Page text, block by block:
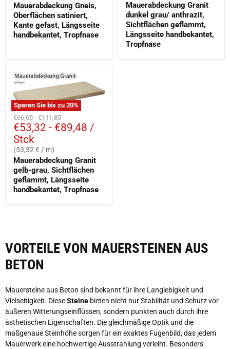
Mauerabdeckung Gneis,
Oberflächen satiniert,
Kante gefast, Längsseite
handbekantet, Tropfnase
Mauerabdeckung Granit
dunkel grau/ anthrazit,
Sichtflächen geflammt,
Längsseite handbekantet,
Tropfnase
Sparen Sie bis zu20%
Ursprünglicher
Preis
€66,65-Ursprünglicher
Preis
€111,85
€53,32 - €89,48 /
Stck
(53,32 € / m)
Mauerabdeckung Granit
gelb-grau, Sichtflächen
geflammt, Längsseite
handbekantet, Tropfnase
VORTEILE VON MAUERSTEINEN AUS
BETON
Mauersteine aus Beton sind bekannt für ihre Langlebigkeit und
Vielseitigkeit. DieseSteine bieten nicht nur Stabilität und Schutz vor
äußeren Witterungseinflüssen, sondern punkten auch durch ihre
ästhetischen Eigenschaften. Die gleichmäßige Optik und die
maßgenaue Steinhöhe sorgen für ein exaktes Fugenbild, das jedem
Mauerwerk eine hochwertige Ausstrahlung verleiht. Besonders